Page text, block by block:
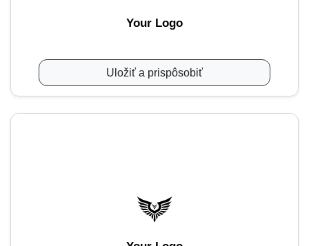
Your Logo
Uložiť a prispôsobiť